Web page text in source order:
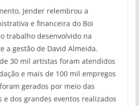
Jender relembrou a
e financeira do Boi
trabalho desenvolvido na
a gestão de David Almeida.
30 mil artistas foram atendidos
e mais de 100 mil empregos
gerados por meio das
dos grandes eventos realizados